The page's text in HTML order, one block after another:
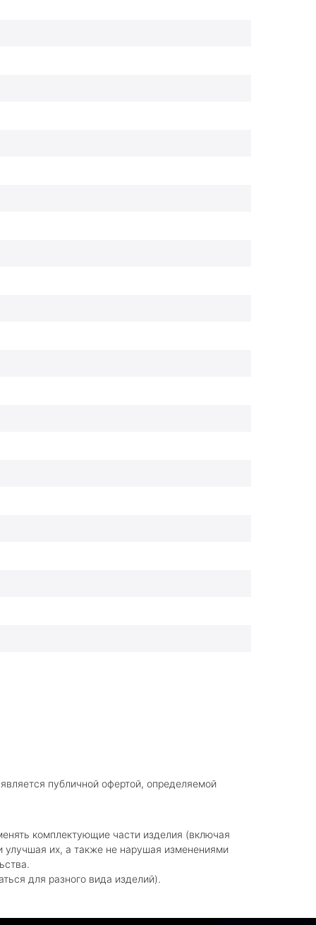
публичной офертой, определяемой
комплектующие части изделия (включая
их, а также не нарушая изменениями
для разного вида изделий).